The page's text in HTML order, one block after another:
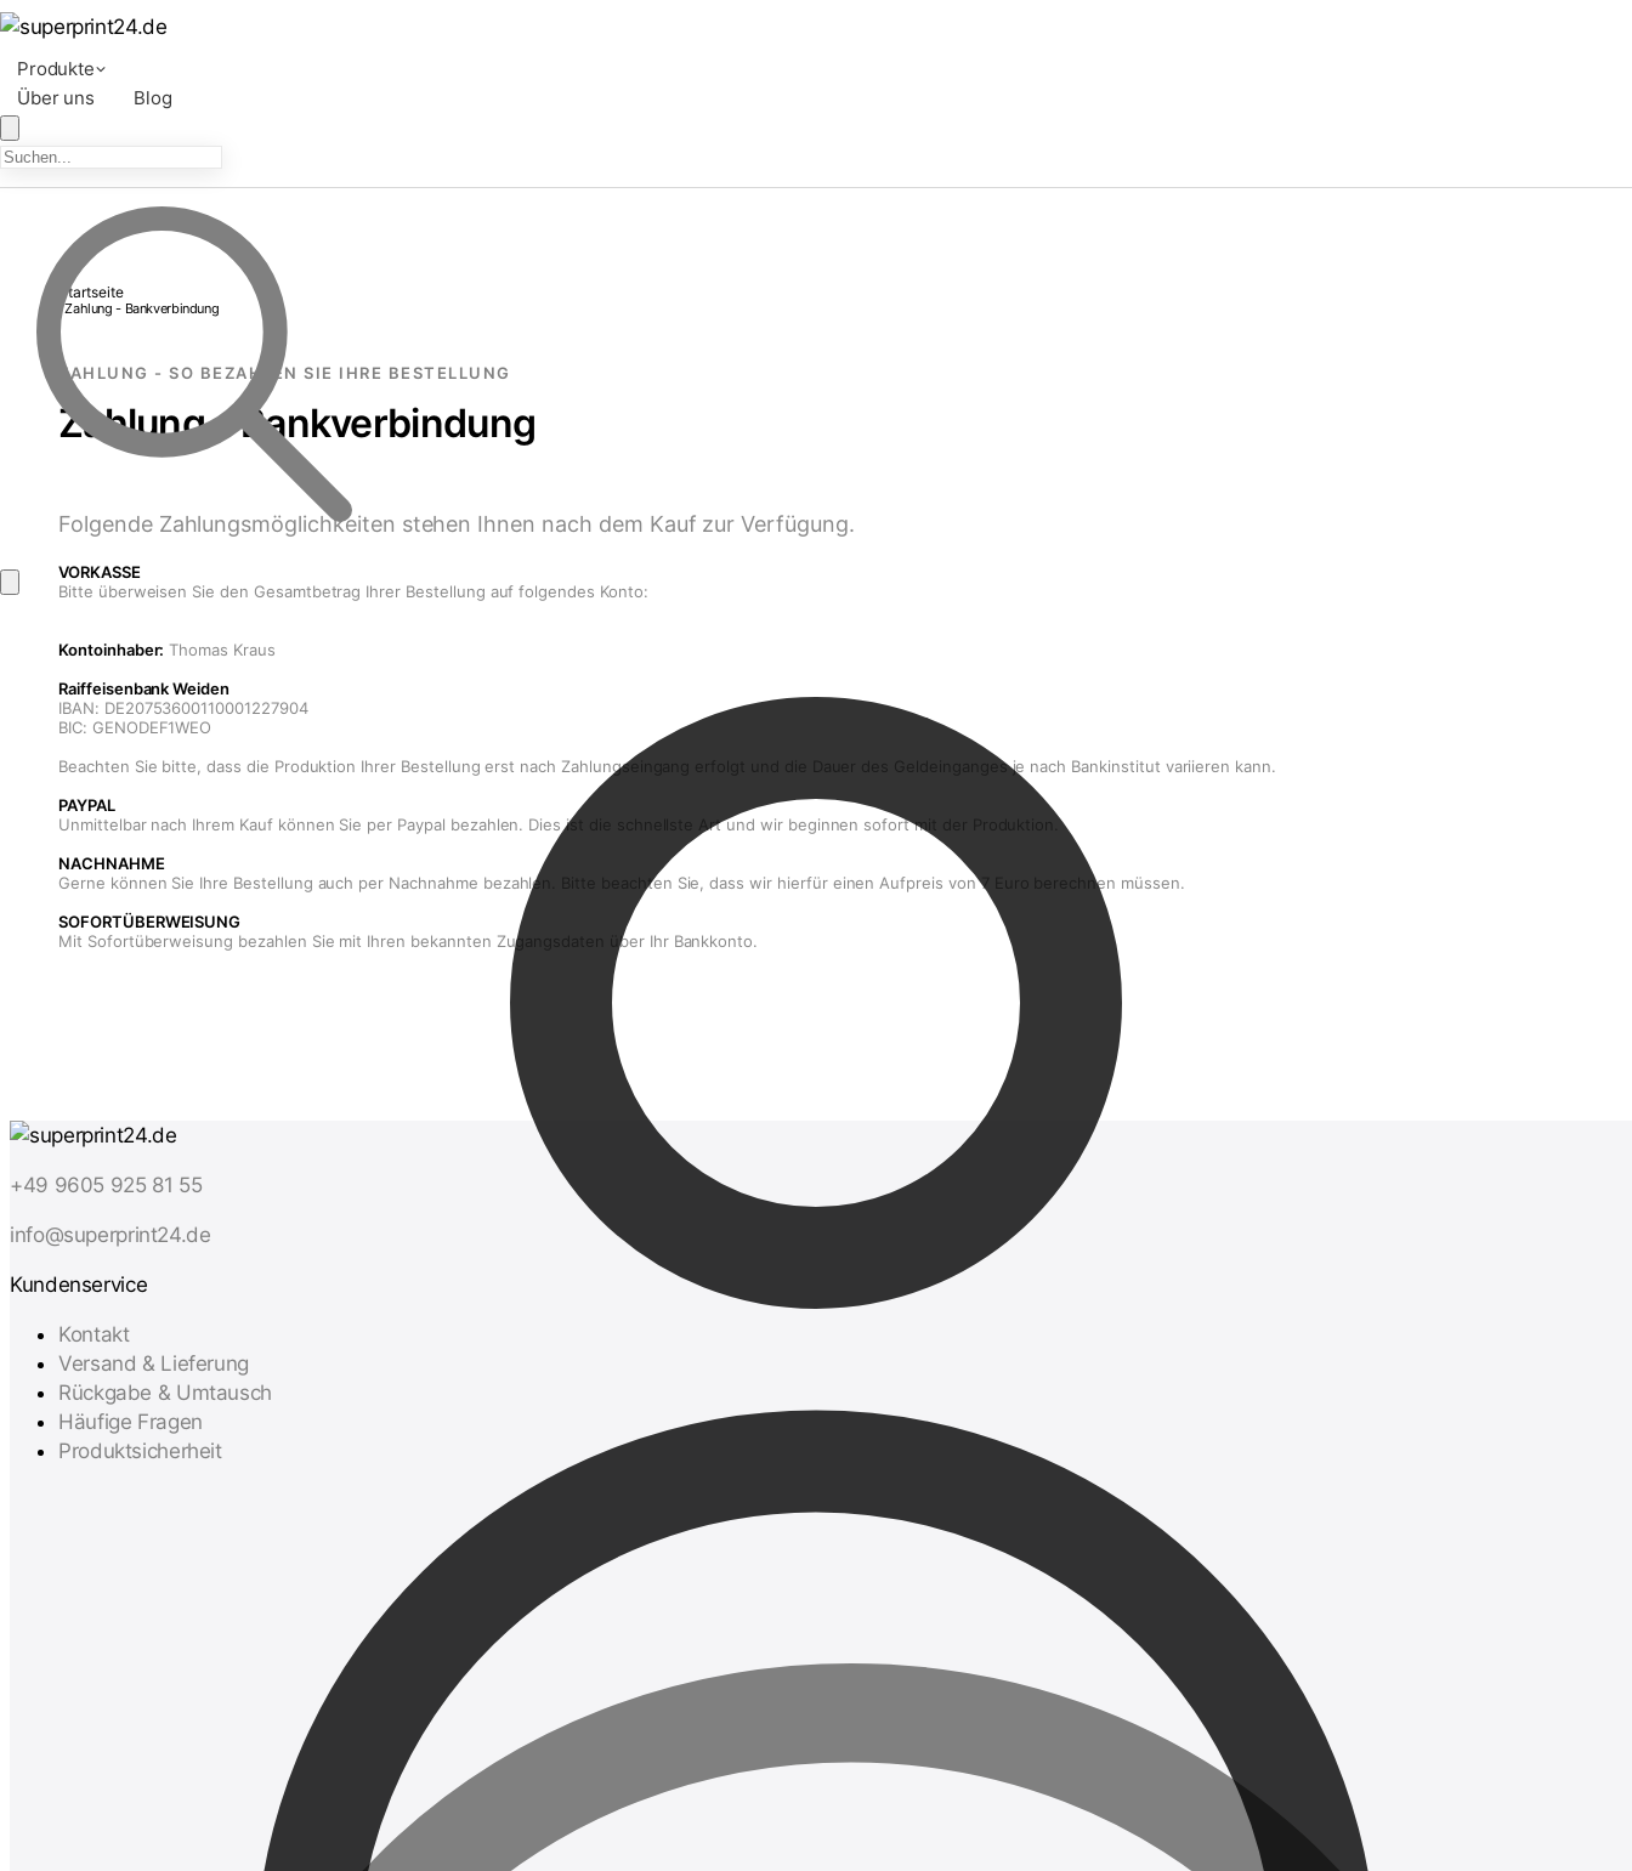
Produkte
Über uns
Blog
Startseite
Zahlung - Bankverbindung
ZAHLUNG - SO BEZAHLEN SIE IHRE BESTELLUNG
Zahlung - Bankverbindung
Folgende Zahlungsmöglichkeiten stehen Ihnen nach dem Kauf zur Verfügung.
VORKASSE
Bitte überweisen Sie den Gesamtbetrag Ihrer Bestellung auf folgendes Konto:
Kontoinhaber: Thomas Kraus
Raiffeisenbank Weiden
IBAN: DE20753600110001227904
BIC: GENODEF1WEO
Beachten Sie bitte, dass die Produktion Ihrer Bestellung erst nach Zahlungseingang erfolgt und die Dauer des Geldeinganges je nach Bankinstitut variieren kann.
PAYPAL
Unmittelbar nach Ihrem Kauf können Sie per Paypal bezahlen. Dies ist die schnellste Art und wir beginnen sofort mit der Produktion.
NACHNAHME
Gerne können Sie Ihre Bestellung auch per Nachnahme bezahlen. Bitte beachten Sie, dass wir hierfür einen Aufpreis von 7 Euro berechnen müssen.
SOFORTÜBERWEISUNG
Mit Sofortüberweisung bezahlen Sie mit Ihren bekannten Zugangsdaten über Ihr Bankkonto.
+49 9605 925 81 55
info@superprint24.de
Kundenservice
Kontakt
Versand & Lieferung
Rückgabe & Umtausch
Häufige Fragen
Produktsicherheit